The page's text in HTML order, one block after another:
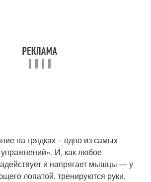
на грядках – одно из самых
И, как любое
и напрягает мышцы — у
лопатой, тренируются руки,